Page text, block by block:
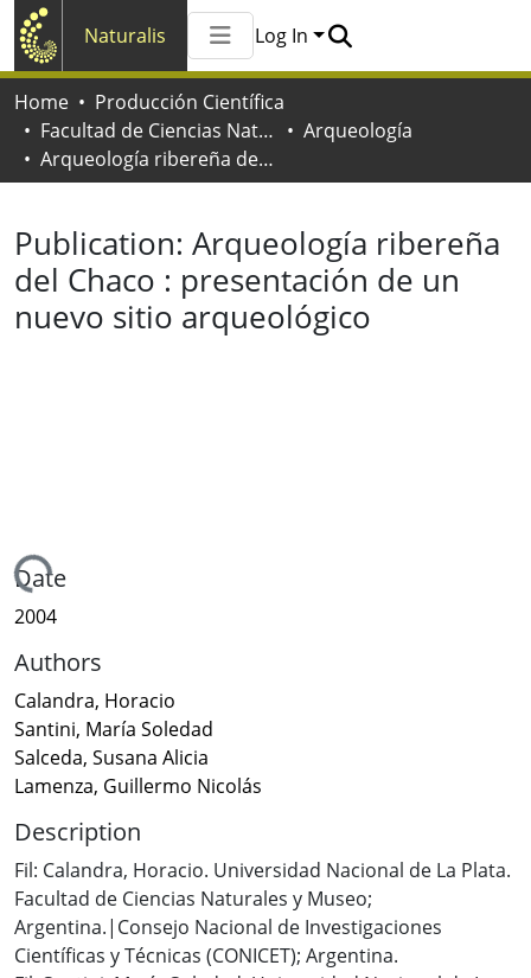
Naturalis
All of Naturalis
Log In
Home
Producción Científica
Facultad de Ciencias Naturales y Museo
Arqueología
Arqueología ribereña del Chaco : presentación de un nuevo sitio arqueológico
Publication: Arqueología ribereña
del Chaco : presentación de un
nuevo sitio arqueológico
Loading...
Date
2004
Authors
Calandra, Horacio
Santini, María Soledad
Salceda, Susana Alicia
Lamenza, Guillermo Nicolás
Description
Fil: Calandra, Horacio. Universidad Nacional de La Plata.
Facultad de Ciencias Naturales y Museo;
Argentina.|Consejo Nacional de Investigaciones
Científicas y Técnicas (CONICET); Argentina.